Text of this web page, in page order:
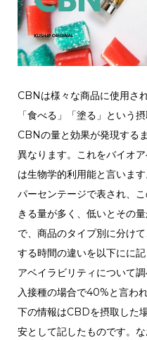
CBNは様々な商品に使用さ
「食べる」「塗る」という
CBNの量と効果が発現する
異なります。これをバイオ
は生物学的利用能と言いま
パーセンテージで表され、
きる量が多く、低いとその
で、商品のタイプ別に分け
する時間の違いを以下にに
アベイラビリティについて
入接種の場合で40%と言わ
下の情報はCBDを摂取した
安として記したものです。